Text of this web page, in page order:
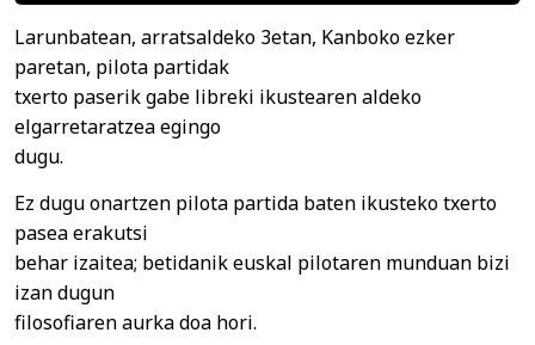
Larunbatean, arratsaldeko 3etan, Kanboko ezker
paretan, pilota partidak
txerto paserik gabe libreki ikustearen aldeko
elgarretaratzea egingo
dugu.
Ez dugu onartzen pilota partida baten ikusteko txerto
pasea erakutsi
behar izaitea; betidanik euskal pilotaren munduan bizi
izan dugun
filosofiaren aurka doa hori.